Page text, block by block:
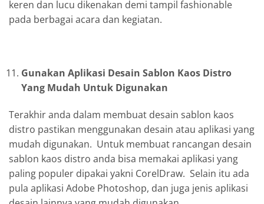
keren dan lucu dikenakan demi tampil fashionable
pada berbagai acara dan kegiatan.
Gunakan Aplikasi Desain Sablon Kaos Distro
Yang Mudah Untuk Digunakan
Terakhir anda dalam membuat desain sablon kaos
distro pastikan menggunakan desain atau aplikasi yang
mudah digunakan. Untuk membuat rancangan desain
sablon kaos distro anda bisa memakai aplikasi yang
paling populer dipakai yakni CorelDraw. Selain itu ada
pula aplikasi Adobe Photoshop, dan juga jenis aplikasi